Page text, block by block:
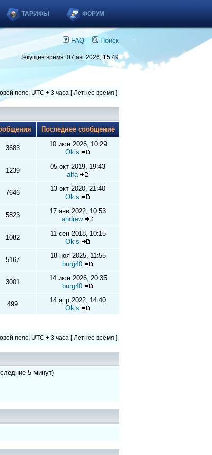
ТАРИФЫ ФОРУМ
FAQ Поиск
Текущее время: 07 авг 2026, 15:49
пояс: UTC + 3 часа [ Летнее время ]
Последнее сообщение
3683
10 июн 2026, 10:29
Okis
1239
05 окт 2019, 19:43
alfa
7646
13 окт 2020, 21:40
Okis
5823
17 янв 2022, 10:53
andrew
1082
11 сен 2018, 10:15
Okis
5167
18 ноя 2025, 11:55
burg40
3001
14 июн 2026, 20:35
burg40
499
14 апр 2022, 14:40
Okis
пояс: UTC + 3 часа [ Летнее время ]
5 минут)